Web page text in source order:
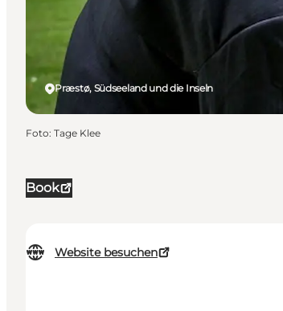
Book
Website besuchen
Præstø, Südseeland und die Inseln
Foto: Tage Klee